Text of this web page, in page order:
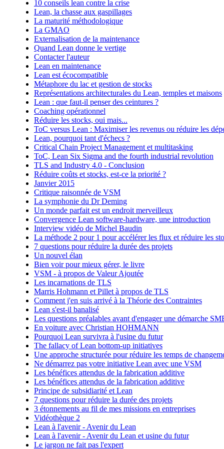
10 conseils lean contre la crise
Lean, la chasse aux gaspillages
La maturité méthodologique
La GMAO
Externalisation de la maintenance
Quand Lean donne le vertige
Contacter l'auteur
Lean en maintenance
Lean est écocompatible
Métaphore du lac et gestion de stocks
Représentations architecturales du Lean, temples et maisons
Lean : que faut-il penser des ceintures ?
Coaching opérationnel
Réduire les stocks, oui mais...
ToC versus Lean : Maximiser les revenus ou réduire les
Lean, pourquoi tant d'échecs ?
Critical Chain Project Management et multitasking
ToC, Lean Six Sigma and the fourth industrial revolution
TLS and Industry 4.0 - Conclusion
Réduire coûts et stocks, est-ce la priorité ?
Janvier 2015
Critique raisonnée de VSM
La symphonie du Dr Deming
Un monde parfait est un endroit merveilleux
Convergence Lean software-hardware, une introduction
Interview vidéo de Michel Baudin
La méthode 2 pour 1 pour accélérer les flux et réduire les
7 questions pour réduire la durée des projets
Un nouvel élan
Bien voir pour mieux gérer, le livre
VSM - à propos de Valeur Ajoutée
Les incarnations de TLS
Marris Hohmann et Pillet à propos de TLS
Comment j'en suis arrivé à la Théorie des Contraintes
Lean s'est-il banalisé
Les questions préalables avant d'engager une démarche
En voiture avec Christian HOHMANN
Pourquoi Lean survivra à l'usine du futur
The fallacy of Lean bottom-up initiatives
Une approche structurée pour réduire les temps de
Ne démarrez pas votre initiative Lean avec une VSM
Les bénéfices attendus de la fabrication additive
Les bénéfices attendus de la fabrication additive
Principe de subsidiarité et Lean
7 questions pour réduire la durée des projets
3 étonnements au fil de mes missions en entreprises
Vidéothèque 2
Lean à l'avenir - Avenir du Lean
Lean à l'avenir - Avenir du Lean et usine du futur
Le jargon ne fait pas l'expert